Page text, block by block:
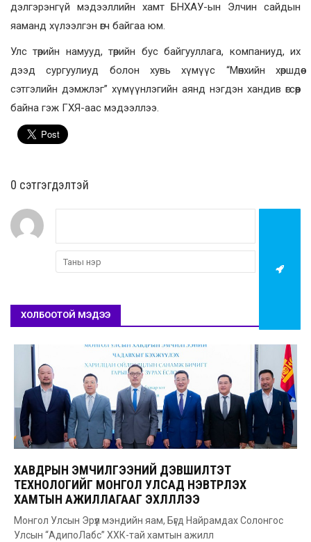
дэлгэрэнгүй мэдээллийн хамт БНХАУ-ын Элчин сайдын
яаманд хүлээлгэн өгч байгаа юм.
Улс төрийн намууд, төрийн бус байгууллага, компаниуд, их
дээд сургуулиуд болон хувь хүмүүс “Мөнхийн хөршдөө
сэтгэлийн дэмжлэг” хүмүүнлэгийн аянд нэгдэн хандив өгсөөр
байна гэж ГХЯ-аас мэдээллээ.
0 cэтгэгдэлтэй
ХОЛБООТОЙ МЭДЭЭ
ХАВДРЫН ЭМЧИЛГЭЭНИЙ ДЭВШИЛТЭТ
ТЕХНОЛОГИЙГ МОНГОЛ УЛСАД НЭВТРҮҮЛЭХ
ХАМТЫН АЖИЛЛАГААГ ЭХЛҮҮЛЛЭЭ
Монгол Улсын Эрүүл мэндийн яам, Бүгд Найрамдах Солонгос
Улсын “АдипоЛабс” ХХК-тай хамтын ажилл